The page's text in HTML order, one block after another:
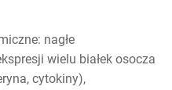
nagłe
wielu białek osocza
cytokiny),